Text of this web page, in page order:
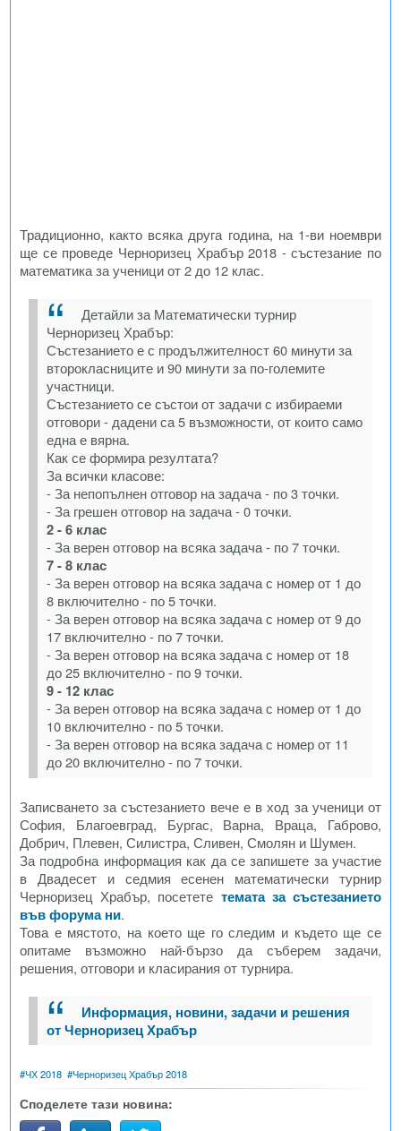
Традиционно, както всяка друга година, на 1-ви ноември
ще се проведе Черноризец Храбър 2018 - състезание по
математика за ученици от 2 до 12 клас.
Детайли за Математически турнир
Черноризец Храбър:
Състезанието е с продължителност 60 минути за
второкласниците и 90 минути за по-големите
участници.
Състезанието се състои от задачи с избираеми
отговори - дадени са 5 възможности, от които само
една е вярна.
Как се формира резултата?
За всички класове:
- За непопълнен отговор на задача - по 3 точки.
- За грешен отговор на задача - 0 точки.
2 - 6 клас
- За верен отговор на всяка задача - по 7 точки.
7 - 8 клас
- За верен отговор на всяка задача с номер от 1 до
8 включително - по 5 точки.
- За верен отговор на всяка задача с номер от 9 до
17 включително - по 7 точки.
- За верен отговор на всяка задача с номер от 18
до 25 включително - по 9 точки.
9 - 12 клас
- За верен отговор на всяка задача с номер от 1 до
10 включително - по 5 точки.
- За верен отговор на всяка задача с номер от 11
до 20 включително - по 7 точки.
Записването за състезанието вече е в ход за ученици от
София, Благоевград, Бургас, Варна, Враца, Габрово,
Добрич, Плевен, Силистра, Сливен, Смолян и Шумен.
За подробна информация как да се запишете за участие
в Двадесет и седмия есенен математически турнир
Черноризец Храбър, посетете темата за състезанието
във форума ни.
Това е мястото, на което ще го следим и където ще се
опитаме възможно най-бързо да съберем задачи,
решения, отговори и класирания от турнира.
Информация, новини, задачи и решения
от Черноризец Храбър
#ЧХ 2018 #Черноризец Храбър 2018
Споделете тази новина: